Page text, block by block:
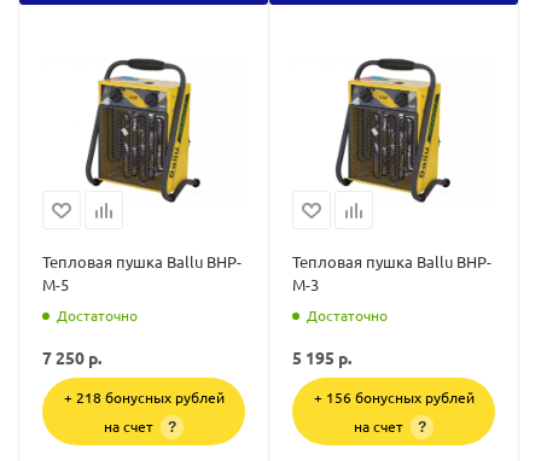
Тепловая пушка Ballu BHP-
M-5
Достаточно
7 250 р.
+ 218 бонусных рублей
на счет
?
Тепловая пушка Ballu BHP-
M-3
Достаточно
5 195 р.
+ 156 бонусных рублей
на счет
?